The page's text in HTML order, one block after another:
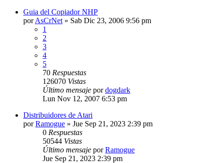
Guia del Copiador NHP
porAsCrNet » Sab Dic 23, 2006 9:56 pm
1
2
3
4
5
70 Respuestas
126070 Vistas
Último mensaje pordogdark
Lun Nov 12, 2007 6:53 pm
Distribuidores de Atari
porRamogue » Jue Sep 21, 2023 2:39 pm
0 Respuestas
50544 Vistas
Último mensaje porRamogue
Jue Sep 21, 2023 2:39 pm